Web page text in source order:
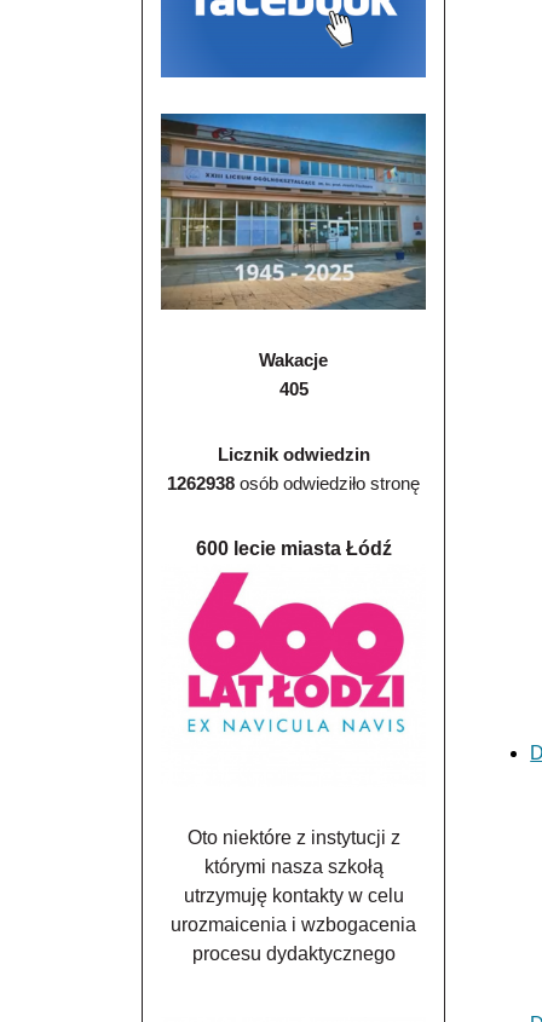
Wakacje
405
Licznik odwiedzin
1262938 osób odwiedziło stronę
600 lecie miasta Łódź
Oto niektóre z instytucji z
którymi nasza szkołą
utrzymuję kontakty w celu
urozmaicenia i wzbogacenia
procesu dydaktycznego